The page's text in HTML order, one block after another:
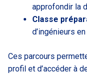
approfondir la
Classe
d’ingénieurs
Ces parcours
profil et d’accéder à